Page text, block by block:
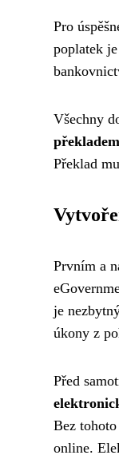
Pro
poplatek
Všechny
překladem
Překlad
Prvním a
je
úkony z
Před
Bez
online.